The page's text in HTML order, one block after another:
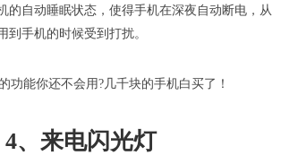
的自动睡眠状态，使得手机在深夜自动断电，从
到手机的时候受到打扰。
4、来电闪光灯